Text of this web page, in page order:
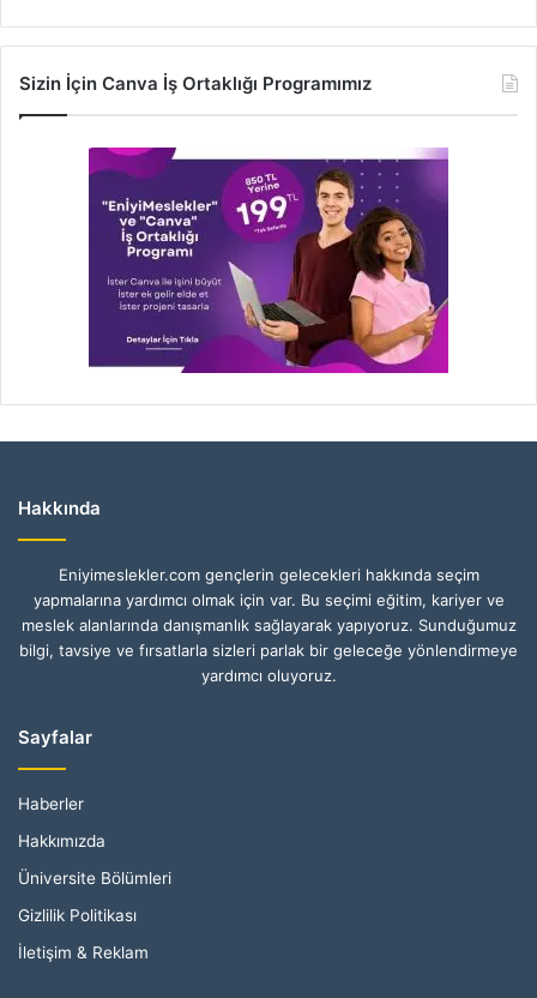
Sizin İçin Canva İş Ortaklığı Programımız
Hakkında
Eniyimeslekler.com gençlerin gelecekleri hakkında seçim
yapmalarına yardımcı olmak için var. Bu seçimi eğitim, kariyer ve
meslek alanlarında danışmanlık sağlayarak yapıyoruz. Sunduğumuz
bilgi, tavsiye ve fırsatlarla sizleri parlak bir geleceğe yönlendirmeye
yardımcı oluyoruz.
Sayfalar
Haberler
Hakkımızda
Üniversite Bölümleri
Gizlilik Politikası
İletişim & Reklam